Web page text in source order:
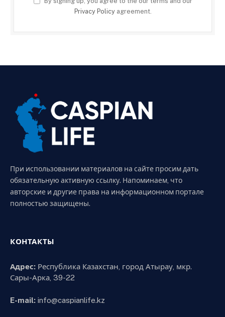
Privacy Policyagreement.
При использовании материалов на сайте просим дать
обязательную активную ссылку. Напоминаем, что
авторские и другие права на информационном портале
полностью защищены.
КОНТАКТЫ
Адрес: Республика Казахстан, город Атырау, мкр.
Сары-Арка, 39-22
E-mail: info@caspianlife.kz